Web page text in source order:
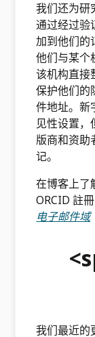
我们还为研
通过经过验
加到他们的
他们与某个
该机构直接
保护他们的
件地址。新
见性设置，
版商和资助
记。
在博客上了
ORCID 註冊
电子邮件域
我们最近的